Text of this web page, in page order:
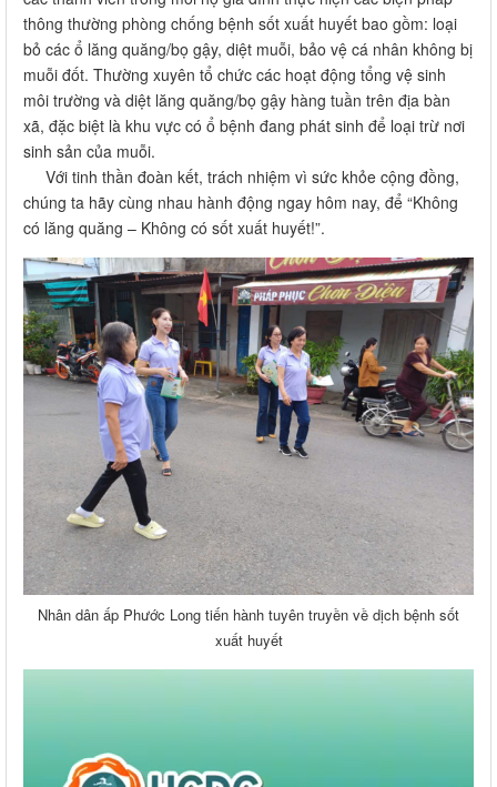
sinh sản của muỗi.
Với tinh thần đoàn kết, trách nhiệm vì sức khỏe cộng đồng,
chúng ta hãy cùng nhau hành động ngay hôm nay, để “Không
có lăng quăng – Không có sốt xuất huyết!”.
Nhân dân ấp Phước Long tiến hành tuyên truyền về dịch bệnh sốt
xuất huyết